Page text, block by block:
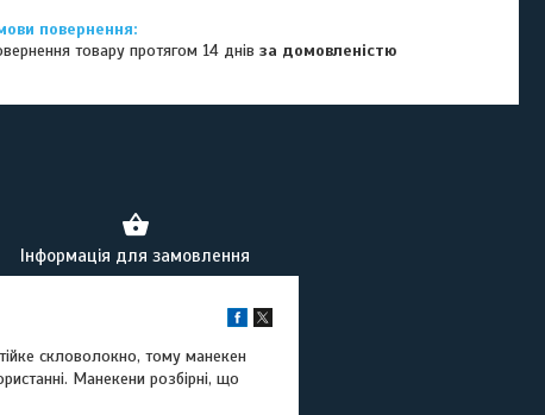
товару протягом 14 днівза домовленістю
Інформація для замовлення
скловолокно, тому манекен
Манекени розбірні, що